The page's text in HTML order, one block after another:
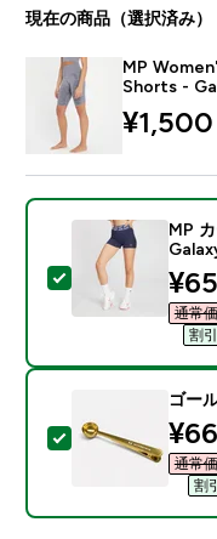
現在の商品（選択済み）
MP
Shorts -
¥1,500‎
この商品を選
MP
通常
割
この商品を選択
ゴー
通常
割